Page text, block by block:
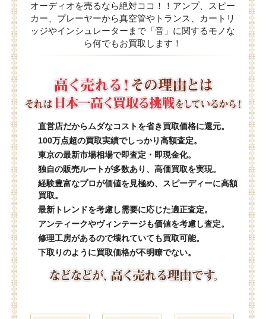
オーディオを売るなら絶対ココ！！アンプ、スピー
カー、プレーヤーから真空管やトランス、カートリ
ッジやインシュレーターまで「音」に関するモノな
ら何でもお買取します！
直営店だからムダなコストを省き買取価格に還元。
100万点超の買取実績でしっかり高額査定。
東京の最新市場相場で即査定・即現金化。
独自の販売ルートが多数あり、高価買取を実現。
経験豊富なプロが価値を見極め、スピーディーに高額
買取。
最新トレンドを考慮し需要に応じた適正査定。
アンティークやヴィンテージも価値を考慮し査定。
修理工房があるので壊れていても買取可能。
下取りのように買取価格が不明瞭でない。